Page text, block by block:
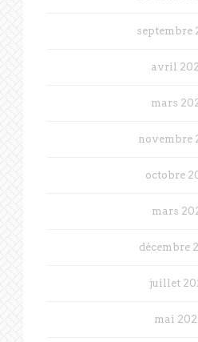
septembre
avril
mars
novembre
octobre
mars
décembre
juillet
mai